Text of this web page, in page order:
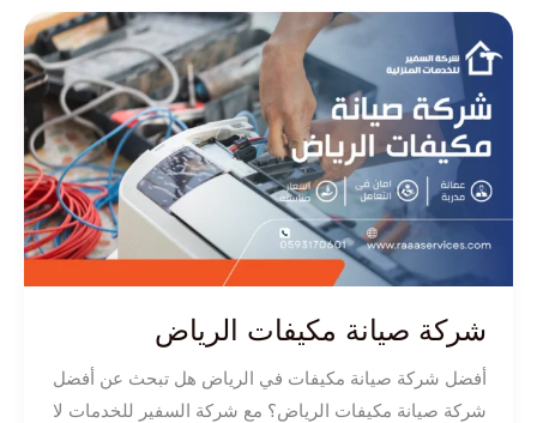
شركة صيانة مكيفات الرياض
أفضل شركة صيانة مكيفات في الرياض هل تبحث عن أفضل
شركة صيانة مكيفات الرياض؟ مع شركة السفير للخدمات لا
صيانة
مكيفات
الرياض